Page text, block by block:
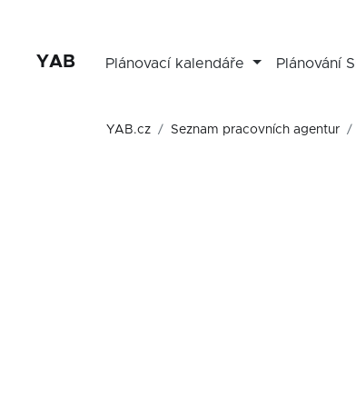
YAB Plánovací kalendáře Plánování
YAB.cz Seznam pracovních agentur